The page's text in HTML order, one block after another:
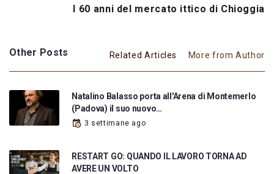
I 60 anni del mercato ittico di Chioggia
Other Posts Related Articles More from Author
Natalino Balasso porta all'Arena di Montemerlo
(Padova) il suo nuovo…
3 settimane ago
RESTART GO: QUANDO IL LAVORO TORNA AD
AVERE UN VOLTO